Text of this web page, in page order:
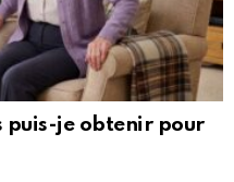
puis-je obtenir pour